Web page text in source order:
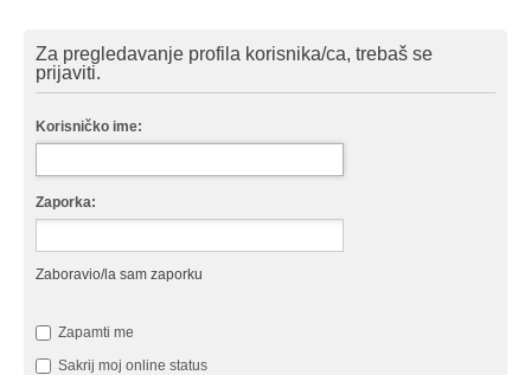
Za pregledavanje profila korisnika/ca, trebaš se
prijaviti.
Korisničko ime:
Zaporka:
Zaboravio/la sam zaporku
Zapamti me
Sakrij moj online status